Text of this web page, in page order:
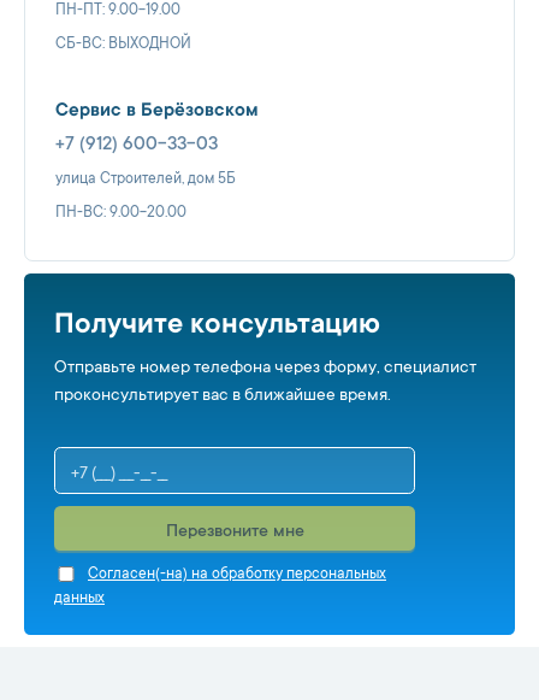
ПН-ПТ: 9.00-19.00
СБ-ВС: ВЫХОДНОЙ
Сервис в Берёзовском
+7 (912) 600-33-03
улица Строителей, дом 5Б
ПН-ВС: 9.00-20.00
Получите консультацию
Отправьте номер телефона через форму, специалист
проконсультирует вас в ближайшее время.
Перезвоните мне
Cогласен(-на) на обработку персональных
данных